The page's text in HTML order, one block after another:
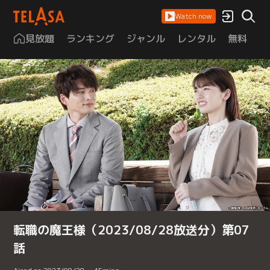
Watch now
見放題 ランキング ジャンル レンタル 無料
転職の魔王様（2023/08/28放送分）第07
話